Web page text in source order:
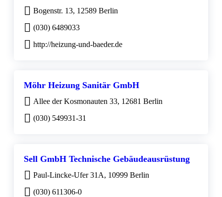
Bogenstr. 13, 12589 Berlin
(030) 6489033
http://heizung-und-baeder.de
Möhr Heizung Sanitär GmbH
Allee der Kosmonauten 33, 12681 Berlin
(030) 549931-31
Sell GmbH Technische Gebäudeausrüstung
Paul-Lincke-Ufer 31A, 10999 Berlin
(030) 611306-0